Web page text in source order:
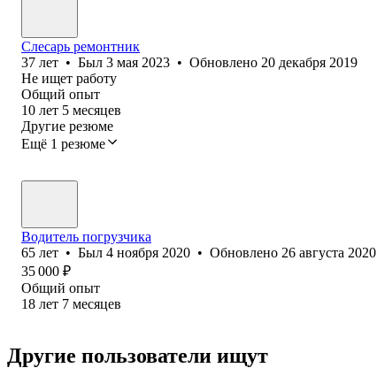
Слесарь ремонтник
37 лет • Был 3 мая 2023 • Обновлено 20 декабря 2019
Не ищет работу
Общий опыт
10 лет 5 месяцев
Другие резюме
Ещё 1 резюме
Водитель погрузчика
65 лет • Был 4 ноября 2020 • Обновлено 26 августа 2020
35 000 ₽
Общий опыт
18 лет 7 месяцев
Другие пользователи ищут